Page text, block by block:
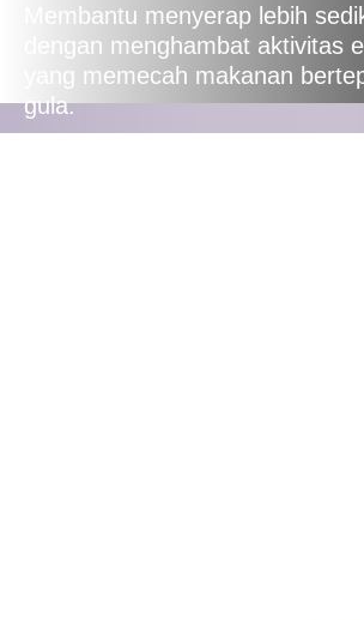
Membantu menyerap lebih
dengan menghambat aktivitas
yang memecah makanan
gula.